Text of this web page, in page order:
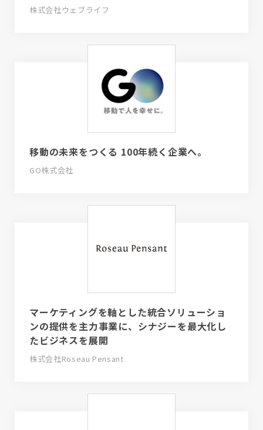
株式会社ウェブライフ
移動の未来をつくる 100年続く企業へ。
GO株式会社
マーケティングを軸とした統合ソリューショ
ンの提供を主力事業に、シナジーを最大化し
たビジネスを展開
株式会社Roseau Pensant